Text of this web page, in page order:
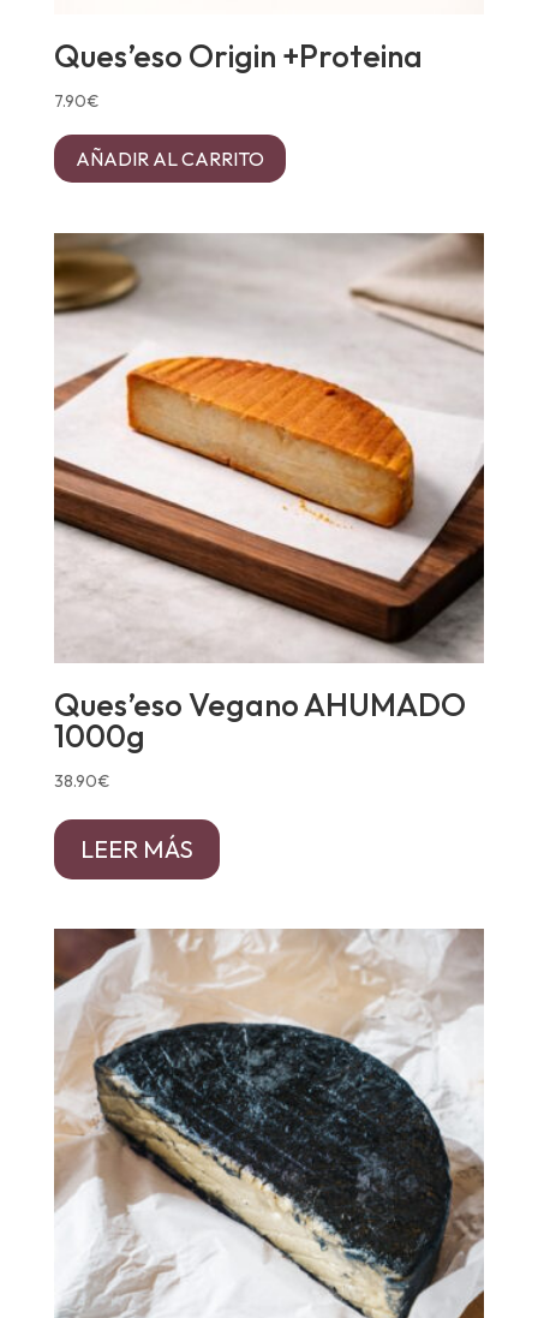
Ques’eso Origin +Proteina
7.90€
AÑADIR AL CARRITO
Ques’eso Vegano AHUMADO
1000g
38.90€
LEER MÁS